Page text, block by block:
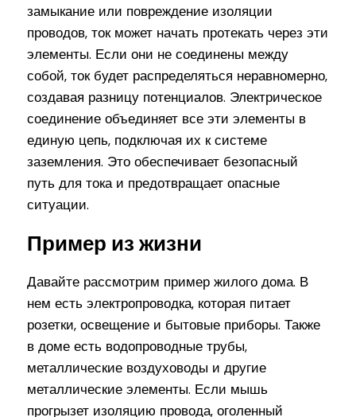
замыкание или повреждение изоляции
проводов, ток может начать протекать через эти
элементы. Если они не соединены между
собой, ток будет распределяться неравномерно,
создавая разницу потенциалов. Электрическое
соединение объединяет все эти элементы в
единую цепь, подключая их к системе
заземления. Это обеспечивает безопасный
путь для тока и предотвращает опасные
ситуации.
Пример из жизни
Давайте рассмотрим пример жилого дома. В
нем есть электропроводка, которая питает
розетки, освещение и бытовые приборы. Также
в доме есть водопроводные трубы,
металлические воздуховоды и другие
металлические элементы. Если мышь
прогрызет изоляцию провода, оголенный